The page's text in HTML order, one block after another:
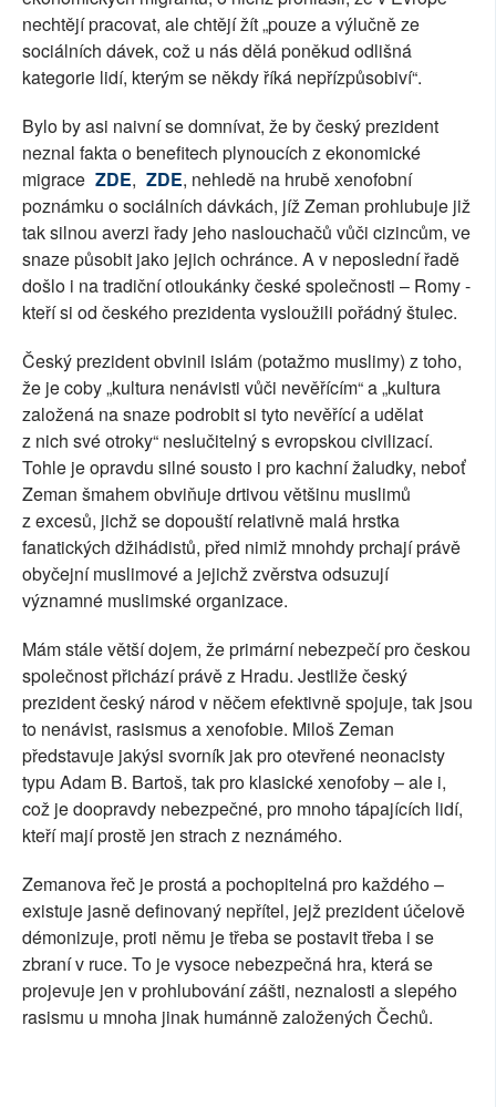
nechtějí pracovat, ale chtějí žít „pouze a výlučně ze
sociálních dávek, což u nás dělá poněkud odlišná
kategorie lidí, kterým se někdy říká nepřízpůsobiví“.
Bylo by asi naivní se domnívat, že by český prezident
neznal fakta o benefitech plynoucích z ekonomické
migrace ZDE, ZDE, nehledě na hrubě xenofobní
poznámku o sociálních dávkách, jíž Zeman prohlubuje již
tak silnou averzi řady jeho naslouchačů vůči cizincům, ve
snaze působit jako jejich ochránce. A v neposlední řadě
došlo i na tradiční otloukánky české společnosti – Romy -
kteří si od českého prezidenta vysloužili pořádný štulec.
Český prezident obvinil islám (potažmo muslimy) z toho,
že je coby „kultura nenávisti vůči nevěřícím“ a „kultura
založená na snaze podrobit si tyto nevěřící a udělat
z nich své otroky“ neslučitelný s evropskou civilizací.
Tohle je opravdu silné sousto i pro kachní žaludky, neboť
Zeman šmahem obviňuje drtivou většinu muslimů
z excesů, jichž se dopouští relativně malá hrstka
fanatických džihádistů, před nimiž mnohdy prchají právě
obyčejní muslimové a jejichž zvěrstva odsuzují
významné muslimské organizace.
Mám stále větší dojem, že primární nebezpečí pro českou
společnost přichází právě z Hradu. Jestliže český
prezident český národ v něčem efektivně spojuje, tak jsou
to nenávist, rasismus a xenofobie. Miloš Zeman
představuje jakýsi svorník jak pro otevřené neonacisty
typu Adam B. Bartoš, tak pro klasické xenofoby – ale i,
což je doopravdy nebezpečné, pro mnoho tápajících lidí,
kteří mají prostě jen strach z neznámého.
Zemanova řeč je prostá a pochopitelná pro každého –
existuje jasně definovaný nepřítel, jejž prezident účelově
démonizuje, proti němu je třeba se postavit třeba i se
zbraní v ruce. To je vysoce nebezpečná hra, která se
projevuje jen v prohlubování zášti, neznalosti a slepého
rasismu u mnoha jinak humánně založených Čechů.